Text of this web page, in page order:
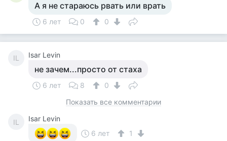
А я не стараюсь рвать или врать
6 лет 0 0
IL Isar Levin
не зачем...просто от стаха
6 лет 8
0
Показать все комментарии
IL
Isar Levin
6 лет
1